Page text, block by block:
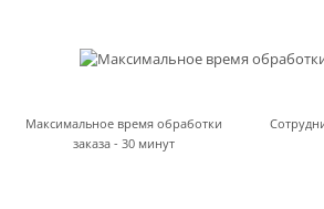
Максимальное время обработки
заказа - 30 минут